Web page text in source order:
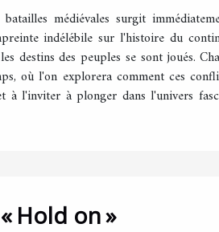
médiévales surgit
indélébile sur l'histoire du
destins des peuples se sont joués.
où l'on explorera comment ces
l'inviter à plonger dans l'univers
Hold on »